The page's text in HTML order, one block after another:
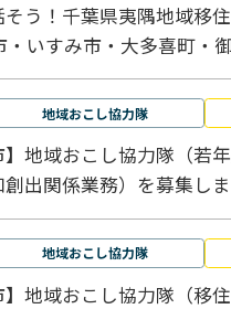
う！千葉県夷隅地域移
いすみ市・大多喜町・
地域おこし協力隊
】地域おこし協力隊（若
出関係業務）を募集しま
地域おこし協力隊
】地域おこし協力隊（移